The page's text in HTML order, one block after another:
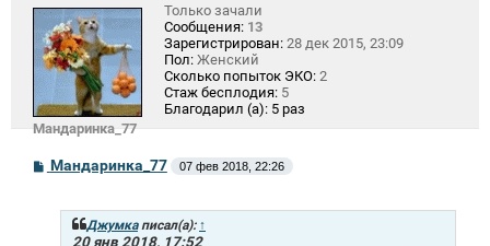
Мандаринка_77
Только зачали
Сообщения: 13
Зарегистрирован: 28 дек 2015, 23:09
Пол: Женский
Сколько попыток ЭКО: 2
Стаж бесплодия: 5
Благодарил (а): 5 раз
С
о
Мандаринка_77 07 фев 2018, 22:26
Джумкаписал(а): ↑
20 янв 2018, 17:52